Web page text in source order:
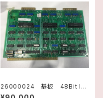
26000024 基板 48Bit I/O
TM990/310 1730047 テキサ